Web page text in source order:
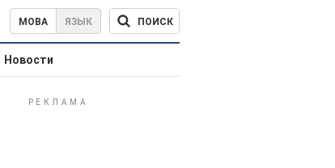
МОВА ЯЗЫК ПОИСК
Новости